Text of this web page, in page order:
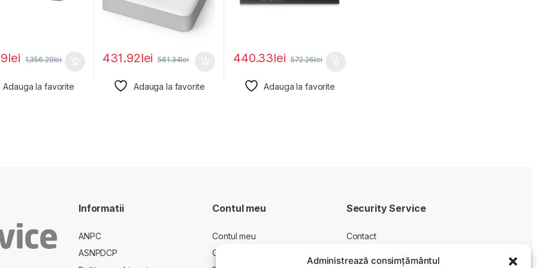
Administrează consimțământul
lei 1,356.29lei
Adauga la favorite
431.92lei 561.34lei
Adauga la favorite
440.33lei 572.26lei
Adauga la favorite
Informatii
ANPC
ASNPDCP
Contul meu
Contul meu
Comenzi
Security Service
Contact